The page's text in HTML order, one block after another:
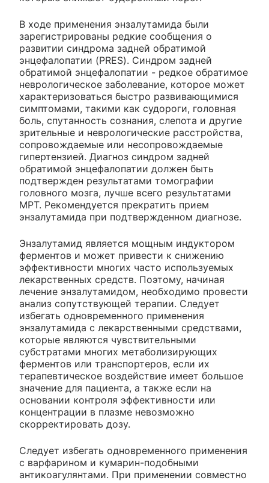
В ходе применения энзалутамида были
зарегистрированы редкие сообщения о
развитии синдрома задней обратимой
энцефалопатии (PRES). Синдром задней
обратимой энцефалопатии - редкое обратимое
неврологическое заболевание, которое может
характеризоваться быстро развивающимися
симптомами, такими как судороги, головная
боль, спутанность сознания, слепота и другие
зрительные и неврологические расстройства,
сопровождаемые или несопровождаемые
гипертензией. Диагноз синдром задней
обратимой энцефалопатии должен быть
подтвержден результатами томографии
головного мозга, лучше всего результатами
МРТ. Рекомендуется прекратить прием
энзалутамида при подтвержденном диагнозе.
Энзалутамид является мощным индуктором
ферментов и может привести к снижению
эффективности многих часто используемых
лекарственных средств. Поэтому, начиная
лечение энзалутамидом, необходимо провести
анализ сопутствующей терапии. Следует
избегать одновременного применения
энзалутамида с лекарственными средствами,
которые являются чувствительными
субстратами многих метаболизирующих
ферментов или транспортеров, если их
терапевтическое воздействие имеет большое
значение для пациента, а также если на
основании контроля эффективности или
концентрации в плазме невозможно
скорректировать дозу.
Следует избегать одновременного применения
с варфарином и кумарин-подобными
антикоагулянтами. При применении совместно